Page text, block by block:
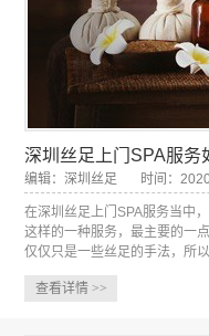
深圳丝足上门SPA服务
编辑：深圳丝足 时间：
在深圳丝足上门SPA服务当中
这样的一种服务，最主要的一
仅仅只是一些丝足的手法，所以
查看详情 >>